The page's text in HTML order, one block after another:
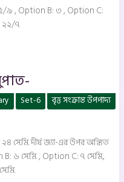
৯ , Option B: ৩ , Option C:
২২/৭
Set-6
বৃত্ত সংক্রান্ত উপপাদ্য
২৪ সে.মি. দীর্ঘ জ্যা-এর উপর অঙ্কিত
৬ সে.মি. , Option C: ৭ সে.মি.,